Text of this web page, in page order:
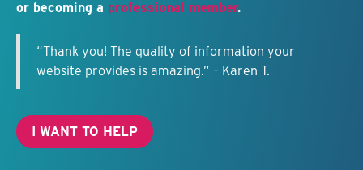
or becoming a professional member.
“Thank you! The quality of information your
website provides is amazing.” – Karen T.
I WANT TO HELP